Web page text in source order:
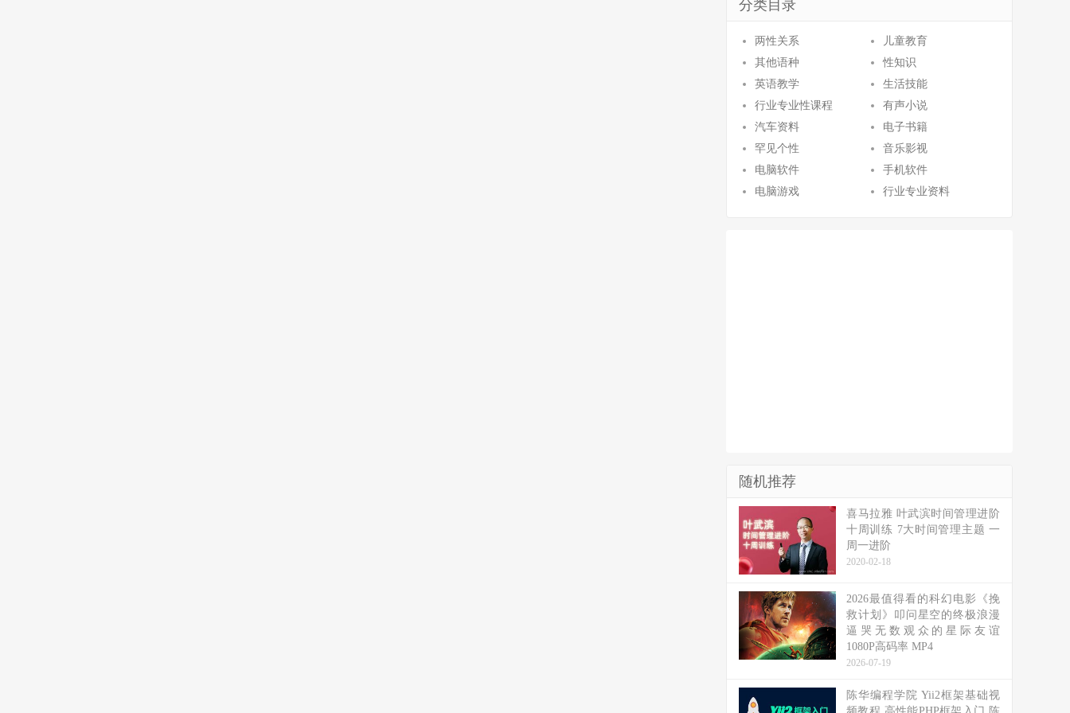
分类目录
两性关系
儿童教育
其他语种
性知识
英语教学
生活技能
行业专业性课程
有声小说
汽车资料
电子书籍
罕见个性
音乐影视
电脑软件
手机软件
电脑游戏
行业专业资料
随机推荐
喜马拉雅 叶武滨时间管理进阶
十周训练 7大时间管理主题 一
周一进阶
2020-02-18
2026最值得看的科幻电影《挽
救计划》叩问星空的终极浪漫
逼哭无数观众的星际友谊
1080P高码率 MP4
2026-07-19
陈华编程学院 Yii2框架基础视